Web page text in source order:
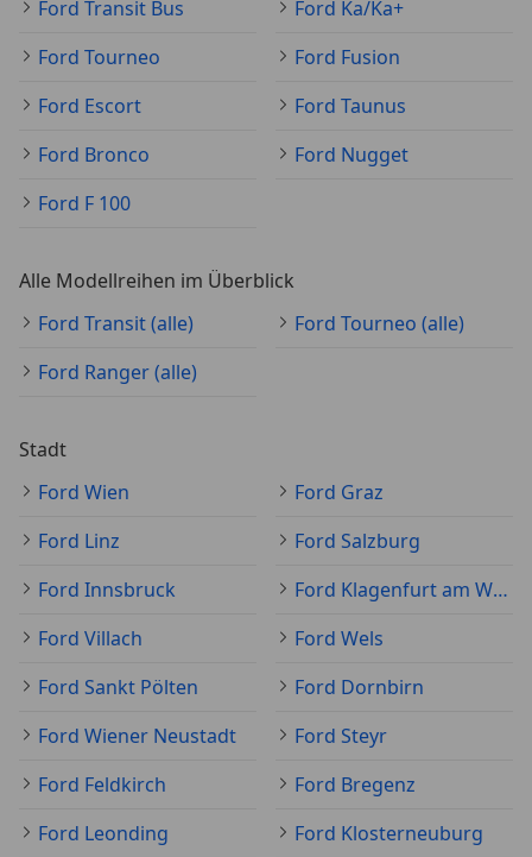
Ford Transit Bus
Ford Ka/Ka+
Ford Tourneo
Ford Fusion
Ford Escort
Ford Taunus
Ford Bronco
Ford Nugget
Ford F 100
Alle Modellreihen im Überblick
Ford Transit (alle)
Ford Tourneo (alle)
Ford Ranger (alle)
Stadt
Ford Wien
Ford Graz
Ford Linz
Ford Salzburg
Ford Innsbruck
Ford Klagenfurt am Wörthersee
Ford Villach
Ford Wels
Ford Sankt Pölten
Ford Dornbirn
Ford Wiener Neustadt
Ford Steyr
Ford Feldkirch
Ford Bregenz
Ford Leonding
Ford Klosterneuburg